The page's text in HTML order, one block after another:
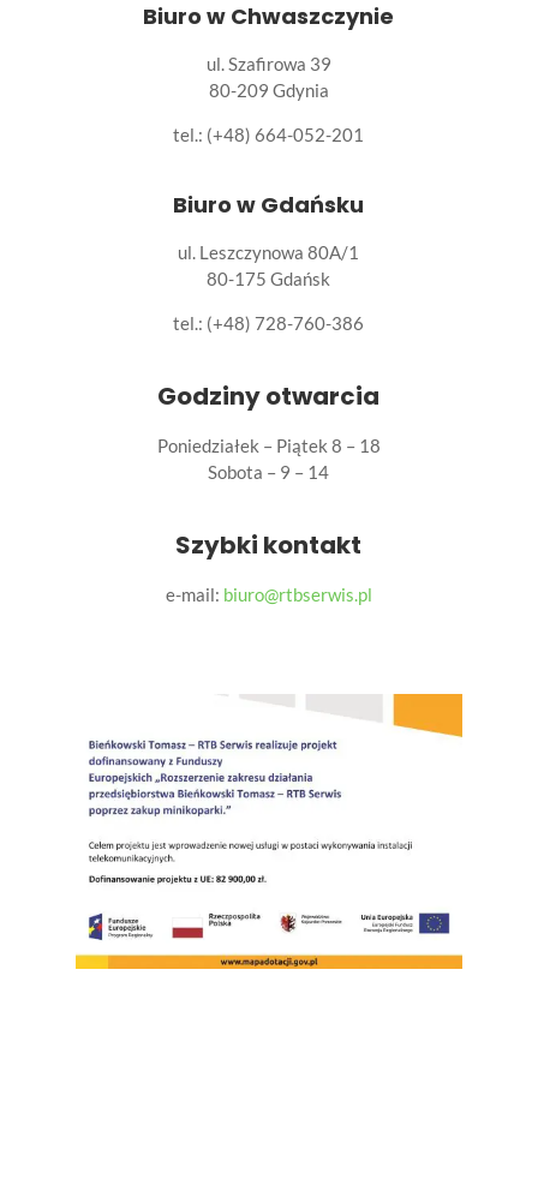
Biuro w Chwaszczynie
ul. Szafirowa 39
80-209 Gdynia
tel.: (+48) 664-052-201
Biuro w Gdańsku
ul. Leszczynowa 80A/1
80-175 Gdańsk
tel.: (+48) 728-760-386
Godziny otwarcia
Poniedziałek – Piątek 8 – 18
Sobota – 9 – 14
Szybki kontakt
e-mail: biuro@rtbserwis.pl